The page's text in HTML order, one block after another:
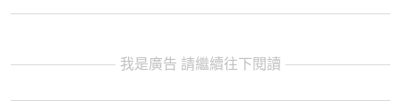
我是廣告 請繼續往下閱讀